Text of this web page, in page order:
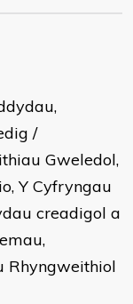
/
Gweledol,
Y Cyfryngau
creadigol a
Rhyngweithiol